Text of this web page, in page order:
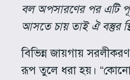
বল অপসারণের পর এটি
আসতে চায় তাই ঐ বস্তুর
বিভিন্ন জায়গায়
রূপ তুলে ধরা হয়। “কোনো